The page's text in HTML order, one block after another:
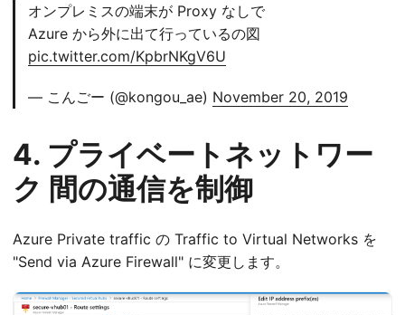
オンプレミスの端末が Proxy なしで
Azure から外に出て行っているの図
pic.twitter.com/KpbrNKgV6U
— こんごー (@kongou_ae) November 20, 2019
4. プライベートネットワー
ク 間の通信を制御
Azure Private traffic の Traffic to Virtual Networks を
"Send via Azure Firewall" に変更します。